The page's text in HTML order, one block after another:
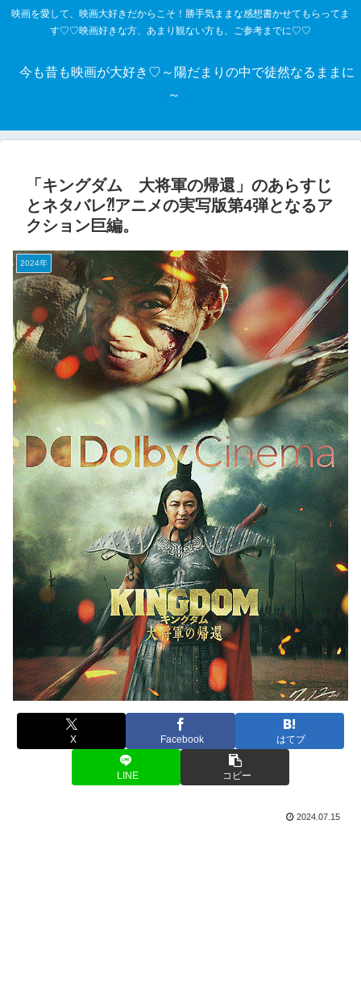
映画を愛して、映画大好きだからこそ！勝手気ままな感想書かせてもらってま
す♡♡映画好きな方、あまり観ない方も、ご参考までに♡♡
今も昔も映画が大好き♡～陽だまりの中で徒然なるままに
～
「キングダム 大将軍の帰還」のあらすじ
とネタバレ⁈アニメの実写版第4弾となるア
クション巨編。
2024年
X Facebook はてブ
LINE コピー
2024.07.15